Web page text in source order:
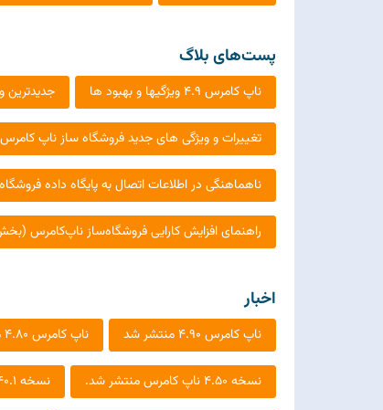
پست‌های بلاگ
ناپ کامرس 4.9 ویژگیها و بهبود ها جدیدترین
تغییرات و ویژگی های جدید فروشگاه ساز ناپ کامرس 4.70.0
ناهماهنگی در اطلاعات اتصال به پایگاه داده
راهنمای افزایش کارایی فروشگاه‌ساز ناپ‌کامرس
اخبار
ناپ کامرس 4.90 منتشر شد ناپ کامرس 4.80 منتشر شد.
نسخه 4.50 ناپ کامرس منتشر شد. نسخه 4.40.1 ناپ کامرس منتشر شد.